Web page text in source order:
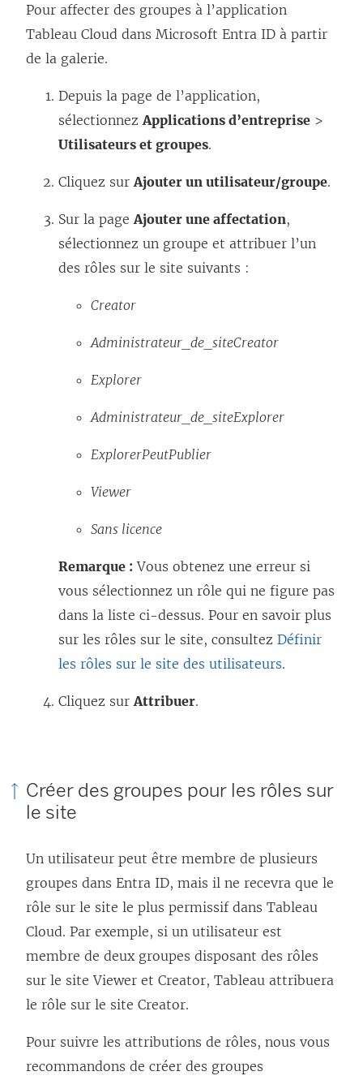
Pour affecter des groupes à l’application
Tableau Cloud dans Microsoft Entra ID à partir
de la galerie.
Depuis la page de l’application,
sélectionnez Applications d’entreprise >
Utilisateurs et groupes.
Cliquez sur Ajouter un utilisateur/groupe.
Sur la page Ajouter une affectation,
sélectionnez un groupe et attribuer l’un
des rôles sur le site suivants :
Creator
Administrateur_de_siteCreator
Explorer
Administrateur_de_siteExplorer
ExplorerPeutPublier
Viewer
Sans licence
Remarque : Vous obtenez une erreur si
vous sélectionnez un rôle qui ne figure pas
dans la liste ci-dessus. Pour en savoir plus
sur les rôles sur le site, consultez Définir
les rôles sur le site des utilisateurs.
Cliquez sur Attribuer.
Créer des groupes pour les rôles sur
le site
Un utilisateur peut être membre de plusieurs
groupes dans Entra ID, mais il ne recevra que le
rôle sur le site le plus permissif dans Tableau
Cloud. Par exemple, si un utilisateur est
membre de deux groupes disposant des rôles
sur le site Viewer et Creator, Tableau attribuera
le rôle sur le site Creator.
Pour suivre les attributions de rôles, nous vous
recommandons de créer des groupes